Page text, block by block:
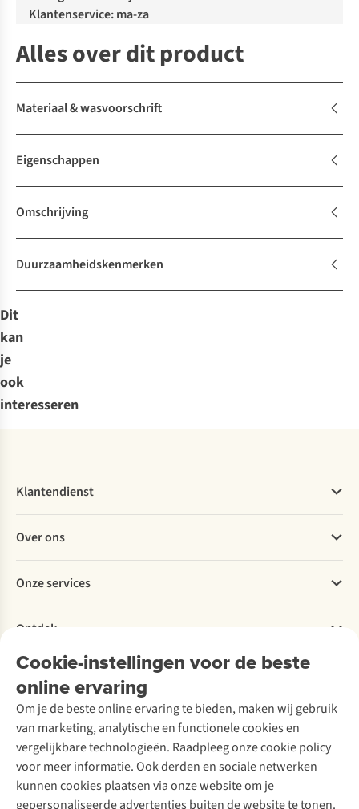
Klantenservice: ma-za
Alles over dit product
Materiaal & wasvoorschrift
Eigenschappen
Omschrijving
Duurzaamheidskenmerken
Dit
kan
je
ook
interesseren
Cookie-instellingen voor de beste
online ervaring
Om je de beste online ervaring te bieden, maken wij gebruik
van marketing, analytische en functionele cookies en
vergelijkbare technologieën. Raadpleeg onze cookie policy
voor meer informatie. Ook derden en sociale netwerken
kunnen cookies plaatsen via onze website om je
gepersonaliseerde advertenties buiten de website te tonen.
Klantendienst
Bestellen
Betalen
Levering
Retourneren
Bestelling herroepen
Garantie
Contact
Over ons
Explore More
Verantwoord ondernemen
Over Ayacucho
Onze winkels
Over A.S.Adventure
Toegankelijkheidsverklaring
Onze services
Ski-onderhoud
Wasservice
Schoenonderhoud
Schoenherstelling
Kledingherstelling
Retouches
Voor bedrijven
Ontdek
A.S.Magazine
Podcast
Explore Academy
Explore Camp
Gear Check
Inspiratie & advies
Meld je aan voor de nieuwsbrief
Follow us